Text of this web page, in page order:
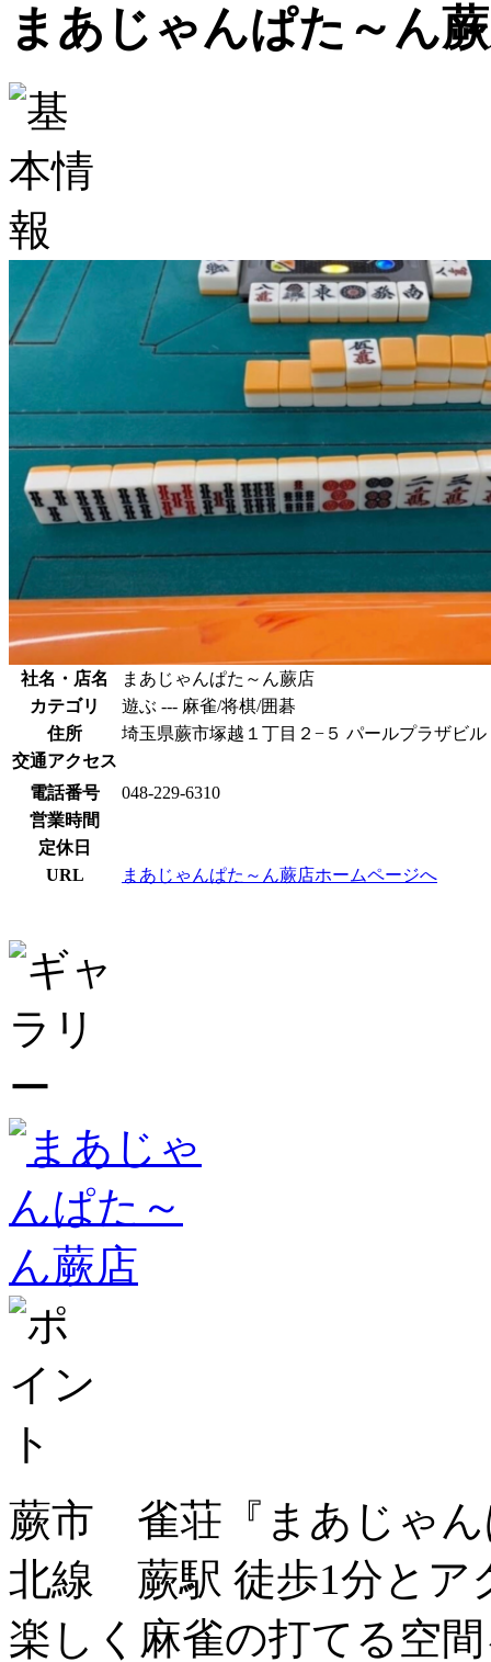
まあじゃんぱた～ん
社名・店名
まあじゃんぱた～ん蕨店
カテゴリ
遊ぶ --- 麻雀/将棋/囲碁
住所
埼玉県蕨市塚越１丁目２−５ パールプラザビル
交通アクセス
電話番号
048-229-6310
営業時間
定休日
URL
まあじゃんぱた～ん蕨店ホームページへ
蕨市 雀荘『まあじゃん
北線 蕨駅 徒歩1分とア
楽しく麻雀の打てる空